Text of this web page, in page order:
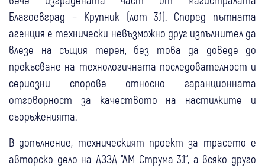
Благоевград – Крупник (лот 3.1). Според пътната
агенция е технически невъзможно друг изпълнител да
влезе на същия терен, без това да доведе до
прекъсване на технологичната последователност и
сериозни спорове относно гаранционната
отговорност за качеството на настилките и
съоръженията.
В допълнение, техническият проект за трасето е
авторско дело на ДЗЗД “АМ Струма 3.1“, а всяко друго